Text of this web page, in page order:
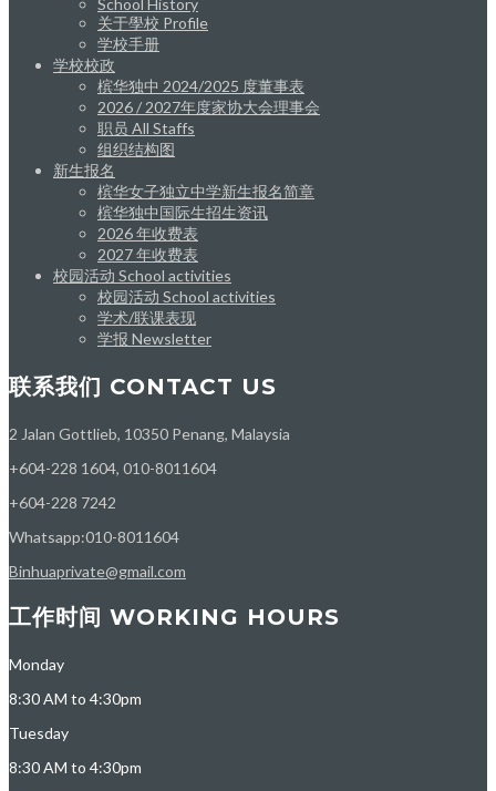
School History
关于學校 Profile
学校手册
学校校政
槟华独中 2024/2025 度董事表
2026 / 2027年度家协大会理事会
职员 All Staffs
组织结构图
新生报名
槟华女子独立中学新生报名简章
槟华独中国际生招生资讯
2026 年收费表
2027 年收费表
校园活动 School activities
校园活动 School activities
学术/联课表现
学报 Newsletter
联系我们 CONTACT US
2 Jalan Gottlieb, 10350 Penang, Malaysia
+604-228 1604, 010-8011604
+604-228 7242
Whatsapp:010-8011604
Binhuaprivate@gmail.com
工作时间 WORKING HOURS
Monday
8:30 AM to 4:30pm
Tuesday
8:30 AM to 4:30pm